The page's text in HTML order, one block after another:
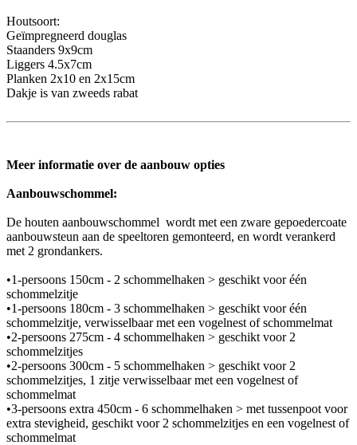
Houtsoort:
Geïmpregneerd douglas
Staanders 9x9cm
Liggers 4.5x7cm
Planken 2x10 en 2x15cm
Dakje is van zweeds rabat
Meer informatie over de aanbouw opties
Aanbouwschommel:
De houten aanbouwschommel wordt met een zware gepoedercoate
aanbouwsteun aan de speeltoren gemonteerd, en wordt verankerd
met 2 grondankers.
•1-persoons 150cm - 2 schommelhaken > geschikt voor één
schommelzitje
•1-persoons 180cm - 3 schommelhaken > geschikt voor één
schommelzitje, verwisselbaar met een vogelnest of schommelmat
•2-persoons 275cm - 4 schommelhaken > geschikt voor 2
schommelzitjes
•2-persoons 300cm - 5 schommelhaken > geschikt voor 2
schommelzitjes, 1 zitje verwisselbaar met een vogelnest of
schommelmat
•3-persoons extra 450cm - 6 schommelhaken > met tussenpoot voor
extra stevigheid, geschikt voor 2 schommelzitjes en een vogelnest of
schommelmat